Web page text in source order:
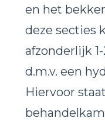
en het
deze secties
afzonderlijk
d.m.v. een
Hiervoor